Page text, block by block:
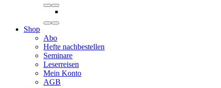
Shop
Abo
Hefte nachbestellen
Seminare
Leserreisen
Mein Konto
AGB